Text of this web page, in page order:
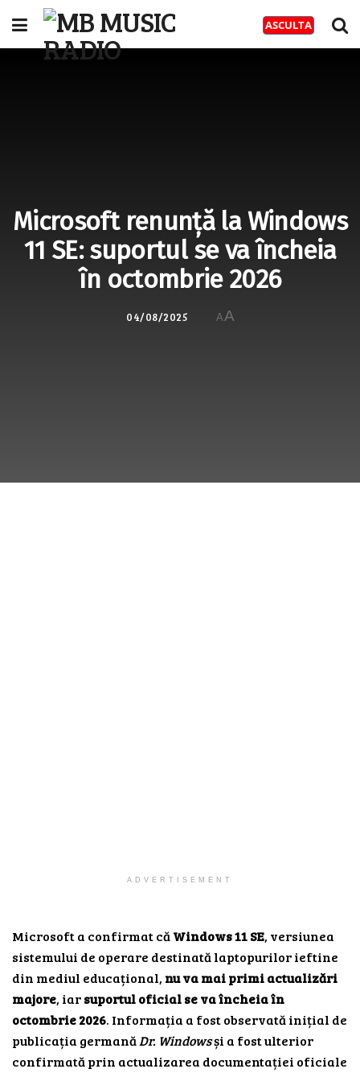
Microsoft renunță la Windows
11 SE: suportul se va încheia
în octombrie 2026
04/08/2025 A A
ADVERTISEMENT
Microsoft a confirmat căWindows 11 SE, versiunea
sistemului de operare destinată laptopurilor ieftine
din mediul educațional, nu va mai primi actualizări
majore, iarsuportul oficial se va încheia în
octombrie 2026. Informația a fost observată inițial de
publicația germanăDr. Windowsși a fost ulterior
confirmată prin actualizarea documentației oficiale